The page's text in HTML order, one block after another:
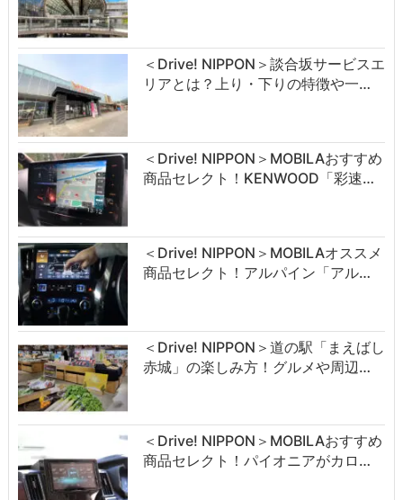
＜Drive! NIPPON＞談合坂サービスエ
リアとは？上り・下りの特徴や一…
＜Drive! NIPPON＞MOBILAおすすめ
商品セレクト！KENWOOD「彩速…
＜Drive! NIPPON＞MOBILAオススメ
商品セレクト！アルパイン「アル…
＜Drive! NIPPON＞道の駅「まえばし
赤城」の楽しみ方！グルメや周辺…
＜Drive! NIPPON＞MOBILAおすすめ
商品セレクト！パイオニアがカロ…